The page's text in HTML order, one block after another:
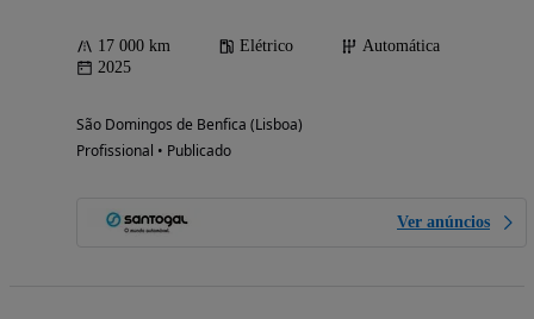
17 000 km Elétrico
Automática
2025
São Domingos de Benfica (Lisboa)
Profissional • Publicado
Ver anúncios